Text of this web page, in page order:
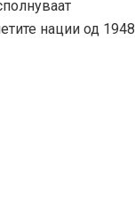
нации од 1948